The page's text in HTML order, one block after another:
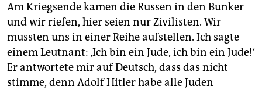
Am Kriegsende kamen die Russen in den Bunker
und wir riefen, hier seien nur Zivilisten. Wir
mussten uns in einer Reihe aufstellen. Ich sagte
einem Leutnant: ‚Ich bin ein Jude, ich bin ein Jude!‘
Er antwortete mir auf Deutsch, dass das nicht
stimme, denn Adolf Hitler habe alle Juden